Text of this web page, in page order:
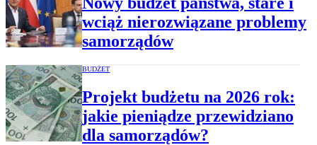
wciąż nierozwiązane problemy
samorządów
BUDŻET
Projekt budżetu na 2026 rok:
jakie pieniądze przewidziano
dla samorządów?